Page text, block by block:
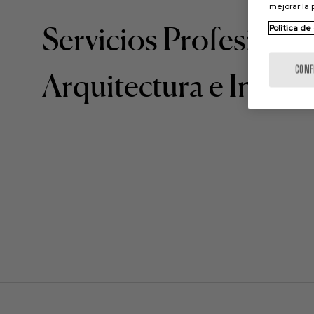
Servicios
Arquitectura e
mejorar la
Política de